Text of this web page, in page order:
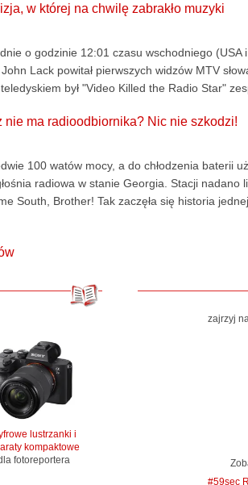
w której na chwilę zabrakło muzyki
o godzinie 12:01 czasu wschodniego (USA
Lack powitał pierwszych widzów MTV
był "Video Killed the Radio Star"
nie ma radioodbiornika? Nic nie szkodzi!
100 watów mocy, a do chłodzenia baterii
radiowa w stanie Georgia. Stacji nadano
South, Brother! Tak zaczęła się historia
lustrzanki i
kompaktowe
fotoreportera
zajrzyj
#59sec